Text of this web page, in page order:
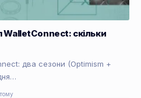
скільки
два сезони (Optimism +